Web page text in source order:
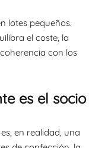
lotes pequeños.
el coste, la
con los
es el socio
en realidad, una